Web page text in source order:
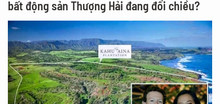
bất động sản Thượng Hải đang đổi chiều?